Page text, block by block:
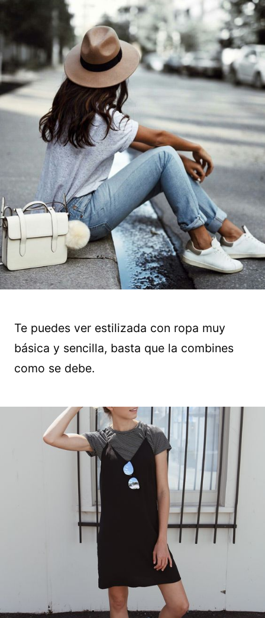
Te puedes ver estilizada con ropa muy
básica y sencilla, basta que la combines
como se debe.